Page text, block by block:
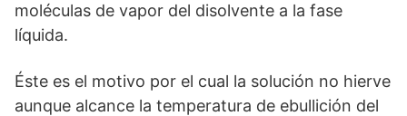
moléculas de vapor del disolvente a la fase
líquida.
Éste es el motivo por el cual la solución no hierve
aunque alcance la temperatura de ebullición del